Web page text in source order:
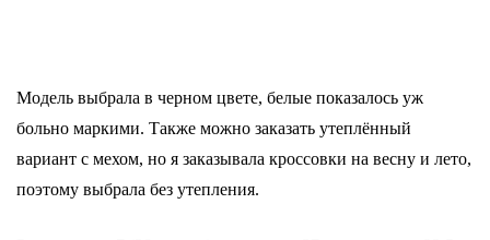
Модель выбрала в черном цвете, белые показалось уж
больно маркими. Также можно заказать утеплённый
вариант с мехом, но я заказывала кроссовки на весну и лето,
поэтому выбрала без утепления.